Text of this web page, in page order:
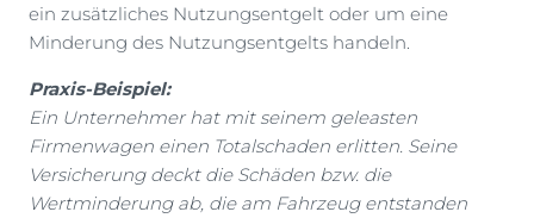
ein zusätzliches Nutzungsentgelt oder um eine
Minderung des Nutzungsentgelts handeln.
Praxis-Beispiel:
Ein Unternehmer hat mit seinem geleasten
Firmenwagen einen Totalschaden erlitten. Seine
Versicherung deckt die Schäden bzw. die
Wertminderung ab, die am Fahrzeug entstanden